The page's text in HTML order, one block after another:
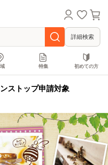
詳細検索
特集 初めての方
ストップ申請対象